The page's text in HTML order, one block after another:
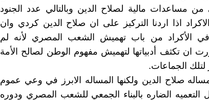
مساعدات مالية لصلاح الدين وبالتالي عدد الجنود
اذا اردنا التركيز على ان صلاح الدين كردي وان
في الأكراد من باب تهميش الشعب المصري لأنه لم
ان تكثف أدبياتها لتهميش مفهوم الوطن لصالح الأمة
الجماعات.
صلاح الدين ولكنها المساله الابرز في وعي عموم
التعميه الضاره بالبناء الجمعي للشعب المصري ودوره